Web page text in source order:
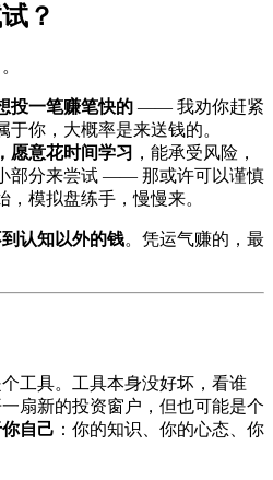
？
投一笔赚笔快的 —— 我劝你赶紧
你，大概率是来送钱的。
愿意花时间学习 ，能承受风险，
部分来尝试 —— 那或许可以谨慎
模拟盘练手，慢慢来。
认知以外的钱。凭运气赚的，最
工具。工具本身没好坏，看谁
扇新的投资窗户，但也可能是个
自己 ：你的知识、你的心态、你